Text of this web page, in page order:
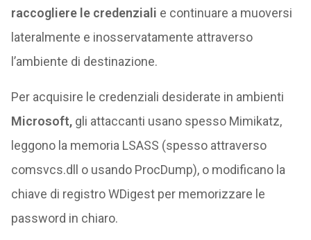
raccogliere le credenziali e continuare a muoversi
lateralmente e inosservatamente attraverso
l’ambiente di destinazione.
Per acquisire le credenziali desiderate in ambienti
Microsoft,gli attaccanti usano spesso Mimikatz,
leggono la memoria LSASS (spesso attraverso
comsvcs.dll o usando ProcDump), o modificano la
chiave di registro WDigest per memorizzare le
password in chiaro.